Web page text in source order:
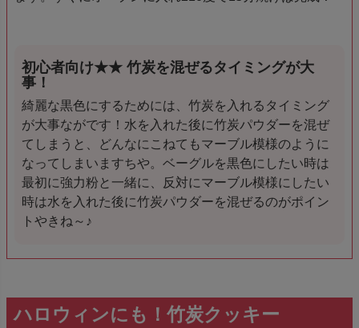
初心者向け★★ 竹炭を混ぜるタイミングが大
事！
綺麗な黒色にするためには、竹炭を入れるタイミング
が大事ながです！水を入れた後に竹炭パウダーを混ぜ
てしまうと、どんなにこねてもマーブル模様のように
なってしまいますちや。ベーグルを黒色にしたい時は
最初に強力粉と一緒に、反対にマーブル模様にしたい
時は水を入れた後に竹炭パウダーを混ぜるのがポイン
トやきね～♪
ハロウィンにも！竹炭クッキー